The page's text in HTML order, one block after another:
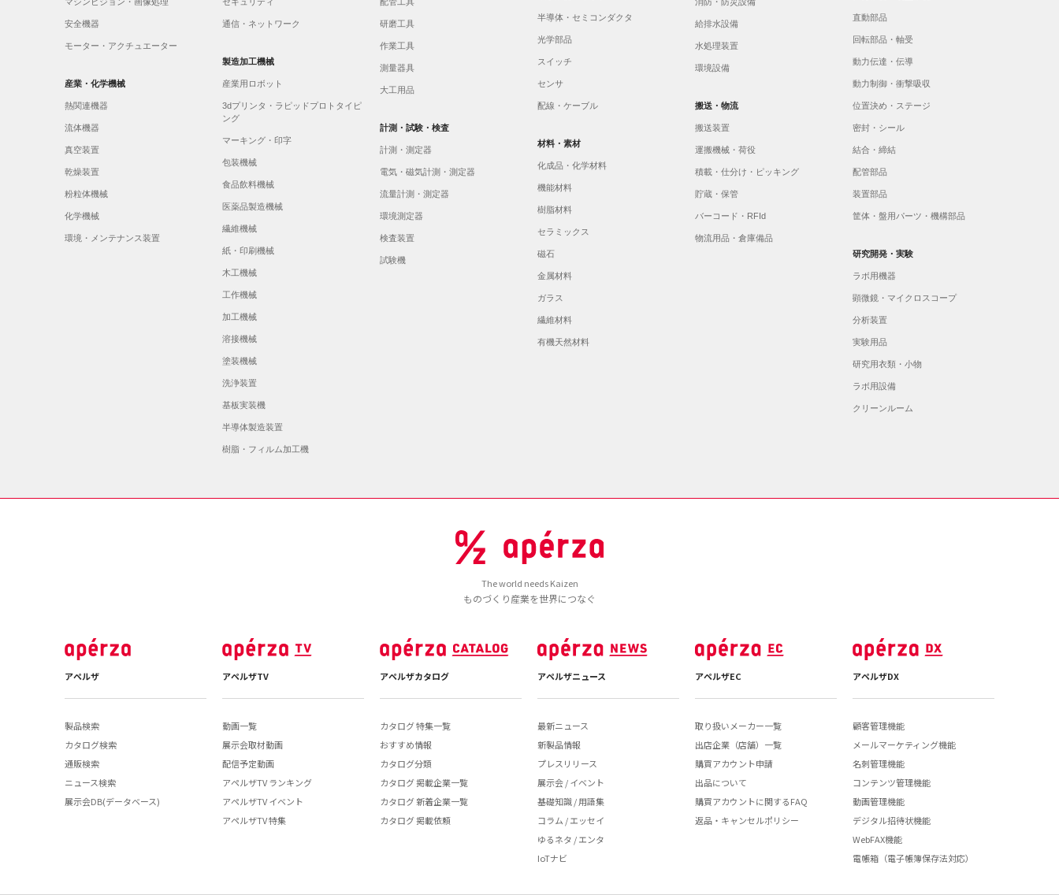
安全機器
モーター・アクチュエーター
通信・ネットワーク
研磨工具
作業工具
測量器具
大工用品
給排水設備
水処理装置
環境設備
半導体・セミコンダクタ
光学部品
スイッチ
センサ
配線・ケーブル
直動部品
回転部品・軸受
動力伝達・伝導
動力制御・衝撃吸収
位置決め・ステージ
密封・シール
結合・締結
配管部品
装置部品
筐体・盤用パーツ・機構部品
製造加工機械
産業用ロボット
3dプリンタ・ラピッドプロトタイピ
ング
マーキング・印字
包装機械
食品飲料機械
医薬品製造機械
繊維機械
紙・印刷機械
木工機械
工作機械
加工機械
溶接機械
塗装機械
洗浄装置
基板実装機
半導体製造装置
樹脂・フィルム加工機
産業・化学機械
熱関連機器
流体機器
真空装置
乾燥装置
粉粒体機械
化学機械
環境・メンテナンス装置
搬送・物流
搬送装置
運搬機械・荷役
積載・仕分け・ピッキング
貯蔵・保管
バーコード・RFId
物流用品・倉庫備品
計測・試験・検査
計測・測定器
電気・磁気計測・測定器
流量計測・測定器
環境測定器
検査装置
試験機
材料・素材
化成品・化学材料
機能材料
樹脂材料
セラミックス
磁石
金属材料
ガラス
繊維材料
有機天然材料
研究開発・実験
ラボ用機器
顕微鏡・マイクロスコープ
分析装置
実験用品
研究用衣類・小物
ラボ用設備
クリーンルーム
The world needs Kaizen
ものづくり産業を世界につなぐ
アペルザ
製品検索
カタログ検索
通販検索
ニュース検索
展示会DB(データベース)
アペルザTV
動画一覧
展示会取材動画
配信予定動画
アペルザTV ランキング
アペルザTV イベント
アペルザTV 特集
アペルザカタログ
カタログ 特集一覧
おすすめ情報
カタログ分類
カタログ 掲載企業一覧
カタログ 新着企業一覧
カタログ 掲載依頼
アペルザニュース
最新ニュース
新製品情報
プレスリリース
展示会 / イベント
基礎知識 / 用語集
コラム / エッセイ
ゆるネタ / エンタ
IoTナビ
アペルザEC
取り扱いメーカー一覧
出店企業（店舗）一覧
購買アカウント申請
出品について
購買アカウントに関するFAQ
返品・キャンセルポリシー
アペルザDX
顧客管理機能
メールマーケティング機能
名刺管理機能
コンテンツ管理機能
動画管理機能
デジタル招待状機能
WebFAX機能
電帳箱（電子帳簿保存法対応）